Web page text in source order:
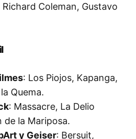
Coleman, Gustavo
: Los Piojos, Kapanga,
Quema.
: Massacre, La Delio
de la Mariposa.
y Geiser: Bersuit,